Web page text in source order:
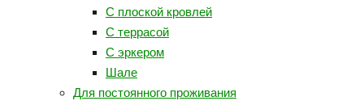
С плоской кровлей
С террасой
С эркером
Шале
Для постоянного проживания